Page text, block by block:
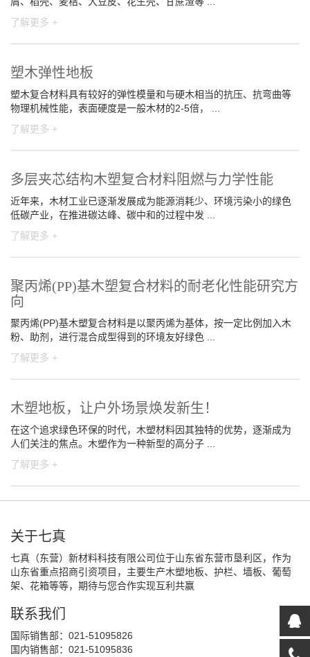
了解更多 +
塑木弹性地板
塑木复合材料具有较好的弹性模量和与硬木相当的抗压、抗弯曲等
物理机械性能，表面硬度是一般木材的2-5倍， ...
了解更多 +
多层夹芯结构木塑复合材料阻燃与力学性能
近年来，木材工业已逐渐发展成为能源消耗少、环境污染小的绿色
低碳产业，在推进碳达峰、碳中和的过程中发 ...
了解更多 +
聚丙烯(PP)基木塑复合材料的耐老化性能研究方
向
聚丙烯(PP)基木塑复合材料是以聚丙烯为基体，按一定比例加入木
粉、助剂，进行混合成型得到的环境友好绿色 ...
了解更多 +
木塑地板，让户外场景焕发新生！
在这个追求绿色环保的时代，木塑材料因其独特的优势，逐渐成为
人们关注的焦点。木塑作为一种新型的高分子 ...
了解更多 +
关于七真
七真（东营）新材料科技有限公司位于山东省东营市垦利区，作为
山东省重点招商引资项目，主要生产木塑地板、护栏、墙板、葡萄
架、花箱等等，期待与您合作实现互利共赢
联系我们
国际销售部：021-51095826
国内销售部：021-51095836